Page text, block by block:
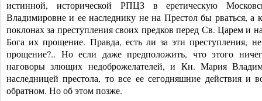
истинной, исторической РПЦЗ в еретическую
Владимировне и ее наследнику не на Престол бы рваться, а
поклонах за преступления своих предков перед Св. Царем и
Бога их прощение. Правда, есть ли за эти преступления,
прощение?.. Но если даже предположить, что этого
наговоры злющих недоброжелателей, и Кн. Мария
наследницей престола, то все ее сегодняшние действия и
обратном. Но об этом позже.